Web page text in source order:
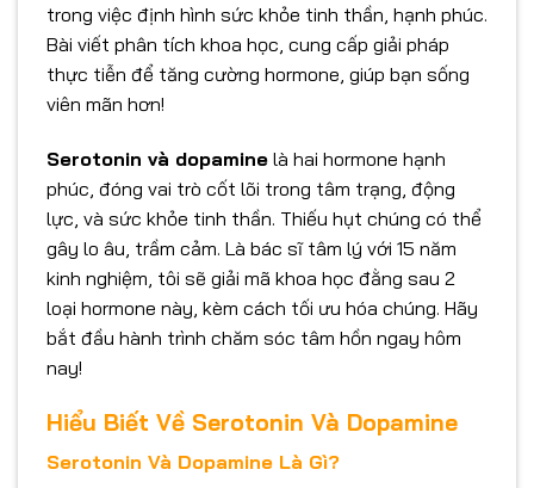
trong việc định hình sức khỏe tinh thần, hạnh phúc.
Bài viết phân tích khoa học, cung cấp giải pháp
thực tiễn để tăng cường hormone, giúp bạn sống
viên mãn hơn!
Serotonin và dopamine là hai hormone hạnh
phúc, đóng vai trò cốt lõi trong tâm trạng, động
lực, và sức khỏe tinh thần. Thiếu hụt chúng có thể
gây lo âu, trầm cảm. Là bác sĩ tâm lý với 15 năm
kinh nghiệm, tôi sẽ giải mã khoa học đằng sau 2
loại hormone này, kèm cách tối ưu hóa chúng. Hãy
bắt đầu hành trình chăm sóc tâm hồn ngay hôm
nay!
Hiểu Biết Về Serotonin Và Dopamine
Serotonin Và Dopamine Là Gì?